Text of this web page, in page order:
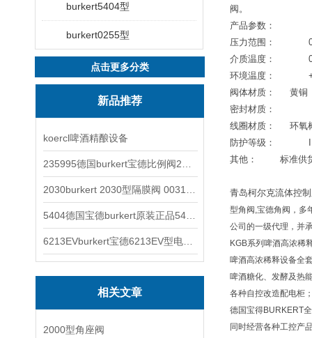
burkert5404型
burkert0255型
点击更多分类
新品推荐
koercl啤酒精酿设备
相关文章
2000型角座阀
阀。
产品参数：
压力范围：
0.5-
介质温度：
环境温度：
阀体材质：
黄铜
密封材质：
线圈材质：
环氧
防护等级：
其他：
标准供
青岛柯尔克流体控
型角阀 ,宝德角阀，多
公司的一级代理，并
KGB系列啤酒高浓稀
啤酒高浓稀释设备全
啤酒糖化、发酵及热
各种自控改造配电柜
德国宝得BURKERT
同时经营各种工控产